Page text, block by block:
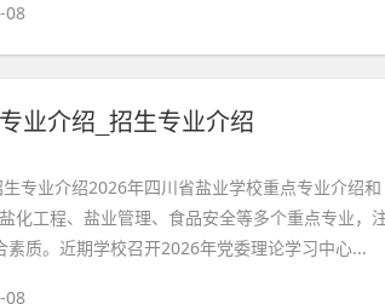
08
业介绍_招生专业介绍
专业介绍2026年四川省盐业学校重点专业介绍和
化工程、盐业管理、食品安全等多个重点专业，
质。近期学校召开2026年党委理论学习中心...
08